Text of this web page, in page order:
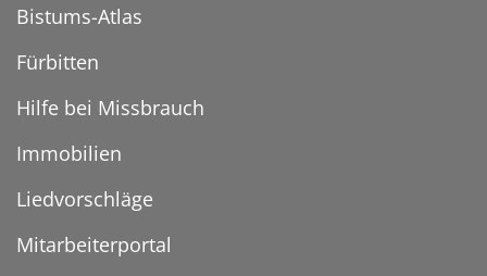
Bistums-Atlas
Fürbitten
Hilfe bei Missbrauch
Immobilien
Liedvorschläge
Mitarbeiterportal